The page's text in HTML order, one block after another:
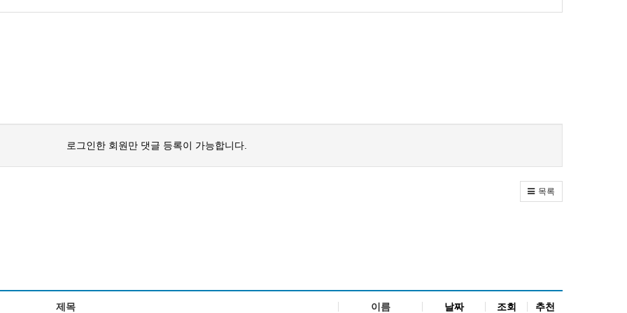
로그인한 회원만 댓글 등록이 가능합니다.
목록
제목 이름 날짜 조회 추천